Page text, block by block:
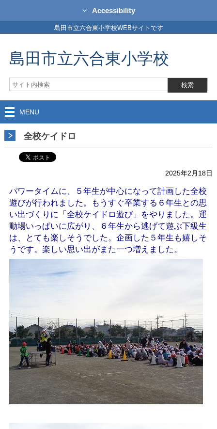
Accessibility
島田市立六合東小学校WEBサイトです
島田市立六合東小学校
MENU
全校ケイドロ
2025年2月18日
パワータイムに、５年生が中心になって計画した全校
遊びが行われました。もうすぐ卒業する６年生との思
い出づくりに「全校ケイドロ遊び」をやりました。運
動場いっぱいに広がり、６年生から逃げて遊ぶ下級生
は、とても楽しそうでした。企画した５年生も嬉しそ
うです。楽しい思い出がまた一つ増えました。